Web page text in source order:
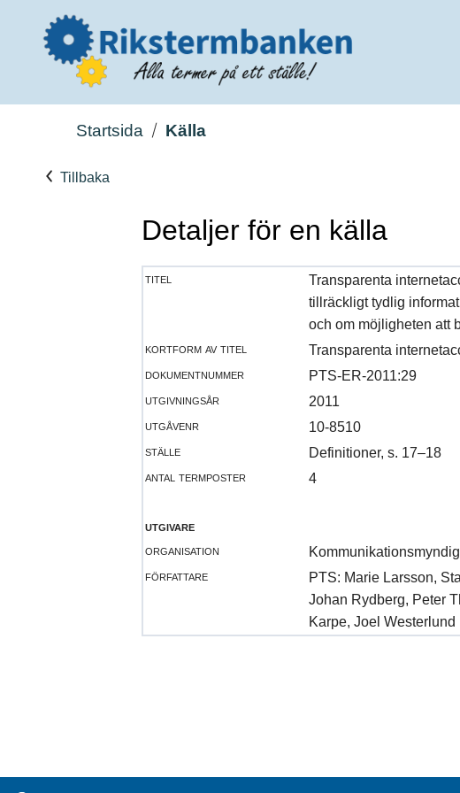
Startsida Källa
Tillbaka
Detaljer för en källa
titel
Transparenta
tillräckligt tydlig
och om möjligheten att
kortform av titel
Transparenta
dokumentnummer
PTS-ER-2011:29
utgivningsår
2011
utgåvenr
10-8510
ställe
Definitioner, s. 17–18
antal termposter
4
utgivare
organisation
författare
PTS: Marie Larsson,
Johan Rydberg, Peter
Karpe, Joel Westerlund